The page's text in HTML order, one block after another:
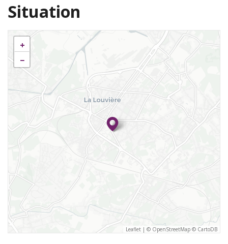
Situation
+
−
Leaflet | © OpenStreetMap © CartoDB